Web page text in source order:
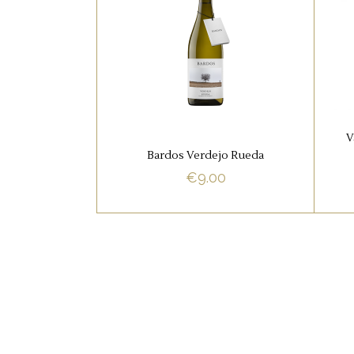
WITTE WIJNEN
Bardos Verdejo Rueda,
ananas en passie vruchten.
Bij het inschenken zien we
Bardos Verdejo Rueda
€9.00